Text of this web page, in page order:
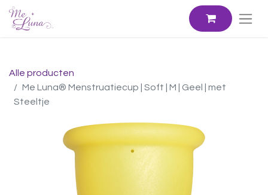
Alle producten
Me Luna® Menstruatiecup | Soft | M | Geel | met
Steeltje